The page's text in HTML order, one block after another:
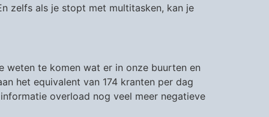
zelfs als je stopt met multitasken, kan je
te komen wat er in onze buurten en
het equivalent van 174 kranten per dag
overload nog veel meer negatieve